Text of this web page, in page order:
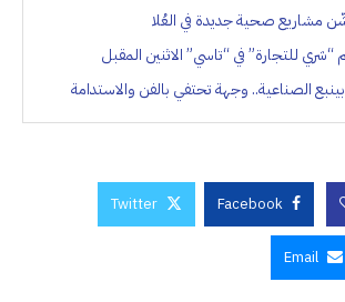
مشاريع صحية جديدة في العُلا
للتجارة” في “تاسي” الاثنين المقبل
الصناعية.. وجهة تحتفي بالفن والاستدامة
Facebook
Twitter
Email